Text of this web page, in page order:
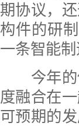
期协议，
构件的研
一条智能
今年的供
度融合在
可预期的